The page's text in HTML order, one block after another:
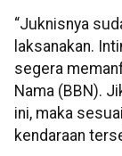
“Juknisnya
laksanakan.
segera
Nama (BBN).
ini, maka
kendaraan